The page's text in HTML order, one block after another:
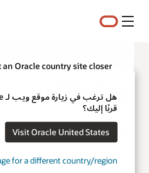
القائمة
Oracle country site closer
قربًا إليك؟
Visit Oracle United States
for a different country/region
الخدمات السحابية
اسم حساب السحابة